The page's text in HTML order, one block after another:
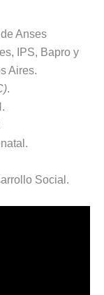
Anses
IPS, Bapro y
Aires.
.
Social.